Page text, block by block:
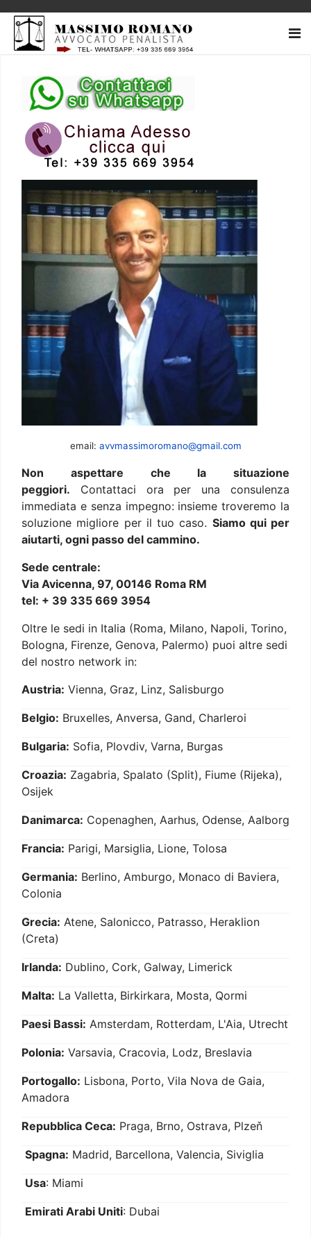
email: avvmassimoromano@gmail.com
Non aspettare che la situazione
peggiori. Contattaci ora per una consulenza
immediata e senza impegno: insieme troveremo la
soluzione migliore per il tuo caso. Siamo qui per
aiutarti, ogni passo del cammino.
Sede centrale:
Via Avicenna, 97, 00146 Roma RM
tel: + 39 335 669 3954
Oltre le sedi in Italia (Roma, Milano, Napoli, Torino,
Bologna, Firenze, Genova, Palermo) puoi altre sedi
del nostro network in:
Austria: Vienna, Graz, Linz, Salisburgo
Belgio: Bruxelles, Anversa, Gand, Charleroi
Bulgaria: Sofia, Plovdiv, Varna, Burgas
Croazia: Zagabria, Spalato (Split), Fiume (Rijeka),
Osijek
Danimarca: Copenaghen, Aarhus, Odense, Aalborg
Francia: Parigi, Marsiglia, Lione, Tolosa
Germania: Berlino, Amburgo, Monaco di Baviera,
Colonia
Grecia: Atene, Salonicco, Patrasso, Heraklion
(Creta)
Irlanda: Dublino, Cork, Galway, Limerick
Malta: La Valletta, Birkirkara, Mosta, Qormi
Paesi Bassi: Amsterdam, Rotterdam, L'Aia, Utrecht
Polonia: Varsavia, Cracovia, Lodz, Breslavia
Portogallo: Lisbona, Porto, Vila Nova de Gaia,
Amadora
Repubblica Ceca: Praga, Brno, Ostrava, Plzeň
Spagna: Madrid, Barcellona, Valencia, Siviglia
Usa: Miami
Emirati Arabi Uniti: Dubai